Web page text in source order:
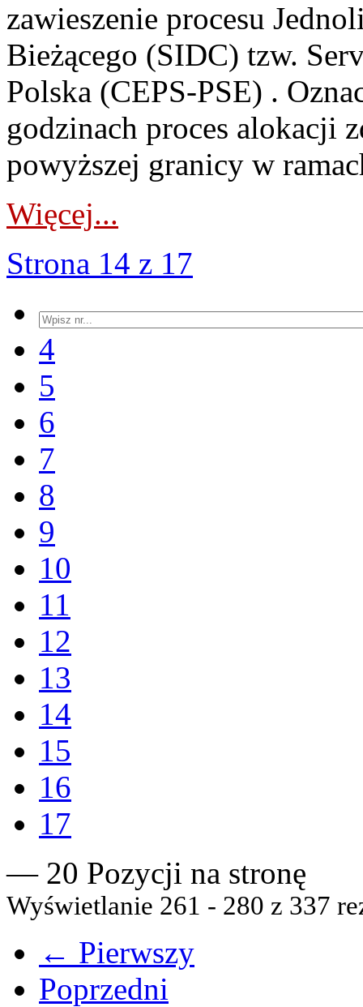
zawieszenie procesu
Bieżącego (SIDC) tzw.
Polska (CEPS-PSE) .
godzinach proces alokacji
powyższej granicy w
Więcej...
Strona 14 z 17
4
5
6
7
8
9
10
11
12
13
14
15
16
17
— 20 Pozycji na stronę
Wyświetlanie 261 - 280 z 337
← Pierwszy
Poprzedni